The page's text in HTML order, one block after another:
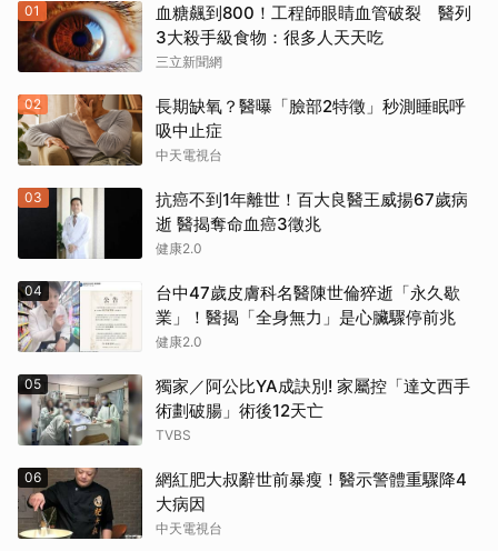
01
血糖飆到800！工程師眼睛血管破裂 醫列
3大殺手級食物：很多人天天吃
三立新聞網
02
長期缺氧？醫曝「臉部2特徵」秒測睡眠呼
吸中止症
中天電視台
03
抗癌不到1年離世！百大良醫王威揚67歲病
逝 醫揭奪命血癌3徵兆
健康2.0
04
台中47歲皮膚科名醫陳世倫猝逝「永久歇
業」！醫揭「全身無力」是心臟驟停前兆
健康2.0
05
獨家／阿公比YA成訣別! 家屬控「達文西手
術劃破腸」術後12天亡
TVBS
06
網紅肥大叔辭世前暴瘦！醫示警體重驟降4
大病因
中天電視台